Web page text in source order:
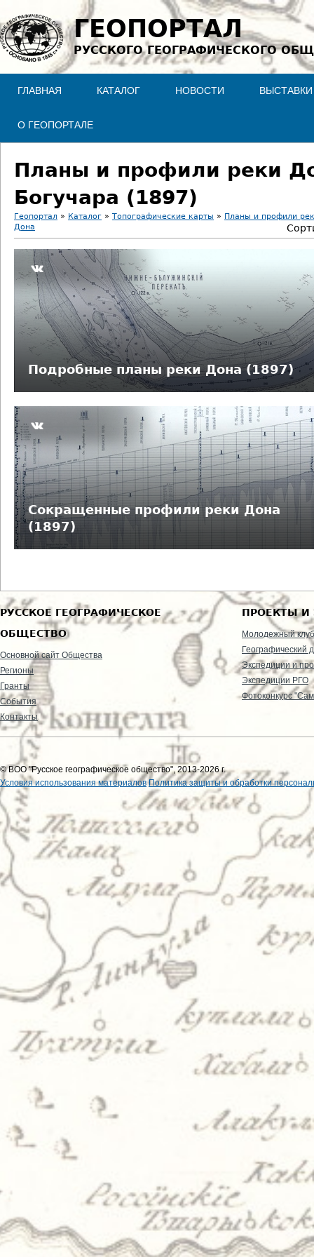
Jump to navigation
ГЕОПОРТАЛ
РУССКОГО ГЕОГРАФИЧЕСКОГО
ГЛАВНАЯ КАТАЛОГ НОВОСТИ ВЫСТАВКИ
О ГЕОПОРТАЛЕ
Планы и профили реки
Богучара (1897)
В
д
ь
Геопортал » Каталог » Топографические карты » Планы и профили
Дона
Подробные планы реки Дона (1897)
Сокращенные профили реки Дона
(1897)
РУССКОЕ ГЕОГРАФИЧЕСКОЕ
ОБЩЕСТВО
Основной сайт Общества
Регионы
Гранты
События
Контакты
ПРОЕКТЫ И
Молодежный клуб
Географический
Экспедиции и
Экспедиции РГО
Фотоконкурс
© ВОО "Русское географическое общество", 2013-2026 г.
Условия использования материалов Политика защиты и обработки